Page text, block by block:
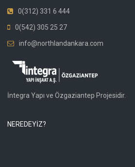
0(312) 331 6 444
0(542) 305 25 27
info@northlandankara.com
İntegra Yapı ve Özgaziantep Projesidir.
NEREDEYİZ?